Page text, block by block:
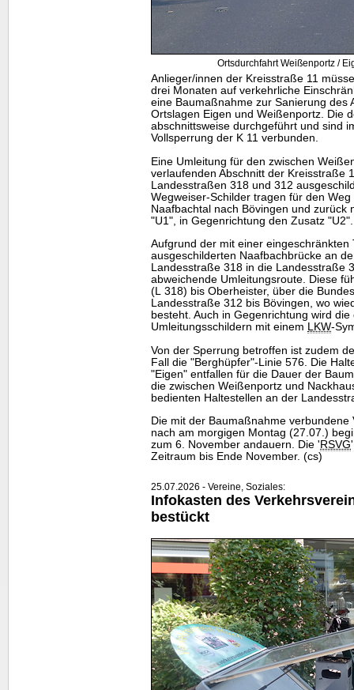
Ortsdurchfahrt Weißenportz /
Anlieger/innen der Kreisstraße 11
drei Monaten auf verkehrliche
eine Baumaßnahme zur Sanierung des
Ortslagen Eigen und Weißenportz. Die
abschnittsweise durchgeführt und sind
Vollsperrung der K 11 verbunden.
Eine Umleitung für den zwischen
verlaufenden Abschnitt der Kreisstraße
Landesstraßen 318 und 312
Wegweiser-Schilder tragen für den
Naafbachtal nach Bövingen und zurück
"U1", in Gegenrichtung den Zusatz "U2".
Aufgrund der mit einer eingeschränkten
ausgeschilderten Naafbachbrücke an
Landesstraße 318 in die Landesstraße
abweichende Umleitungsroute. Diese
(L 318) bis Oberheister, über die
Landesstraße 312 bis Bövingen, wo
besteht. Auch in Gegenrichtung wird
Umleitungsschildern mit einem LKW-
Von der Sperrung betroffen ist zudem
Fall die "Berghüpfer"-Linie 576. Die
"Eigen" entfallen für die Dauer der
die zwischen Weißenportz und
bedienten Haltestellen an der
Die mit der Baumaßnahme verbundene
nach am morgigen Montag (27.07.)
zum 6. November andauern. Die ' RSVG
Zeitraum bis Ende November. (cs)
25.07.2026 - Vereine, Soziales:
Infokasten des
bestückt